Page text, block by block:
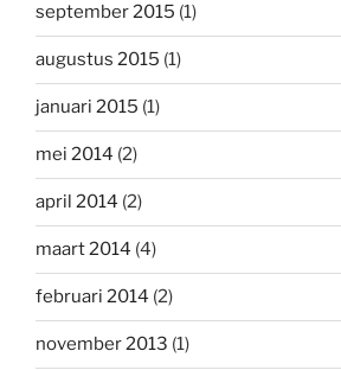
september 2015 (1)
augustus 2015 (1)
januari 2015 (1)
mei 2014 (2)
april 2014 (2)
maart 2014 (4)
februari 2014 (2)
november 2013 (1)